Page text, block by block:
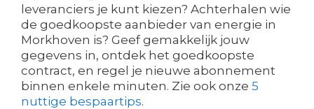
leveranciers je kunt kiezen? Achterhalen wie
de goedkoopste aanbieder van energie in
Morkhoven is? Geef gemakkelijk jouw
gegevens in, ontdek het goedkoopste
contract, en regel je nieuwe abonnement
binnen enkele minuten. Zie ook onze 5
nuttige bespaartips.